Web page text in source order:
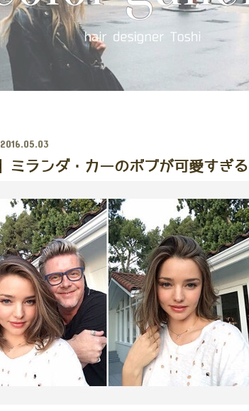
2016.05.03
ミランダ・カーのボブが可愛すぎる